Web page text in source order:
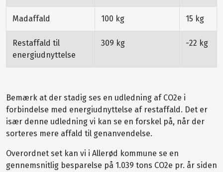
Madaffald 100 kg 15 kg
Restaffald til
energiudnyttelse
309 kg -22 kg
Bemærk at der stadig ses en udledning af CO2e i
forbindelse med energiudnyttelse af restaffald. Det er
især denne udledning vi kan se en forskel på, når der
sorteres mere affald til genanvendelse.
Overordnet set kan vi i Allerød kommune se en
gennemsnitlig besparelse på 1.039 tons CO2e pr. år siden